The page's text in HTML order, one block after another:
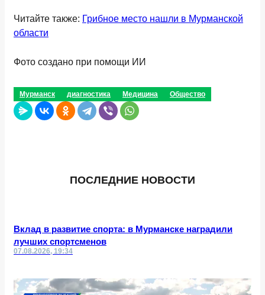
Читайте также: Грибное место нашли в Мурманской
области
Фото создано при помощи ИИ
Мурманск диагностика Медицина Общество
ПОСЛЕДНИЕ НОВОСТИ
Вклад в развитие спорта: в Мурманске наградили
лучших спортсменов
07.08.2026, 19:34